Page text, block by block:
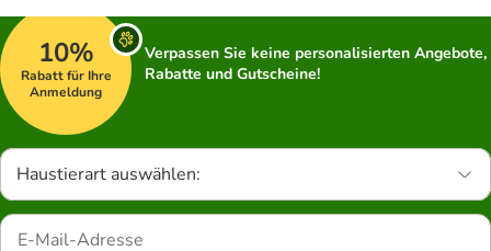
10%
Rabatt für Ihre
Anmeldung
Verpassen Sie keine personalisierten Angebote,
Rabatte und Gutscheine!
Haustierart auswählen: